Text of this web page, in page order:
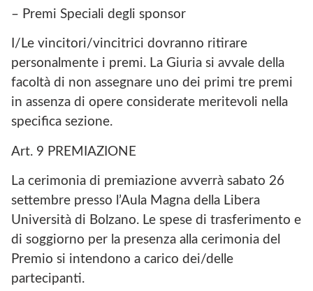
– Premi Speciali degli sponsor
I/Le vincitori/vincitrici dovranno ritirare
personalmente i premi. La Giuria si avvale della
facoltà di non assegnare uno dei primi tre premi
in assenza di opere considerate meritevoli nella
specifica sezione.
Art. 9 PREMIAZIONE
La cerimonia di premiazione avverrà sabato 26
settembre presso l’Aula Magna della Libera
Università di Bolzano. Le spese di trasferimento e
di soggiorno per la presenza alla cerimonia del
Premio si intendono a carico dei/delle
partecipanti.